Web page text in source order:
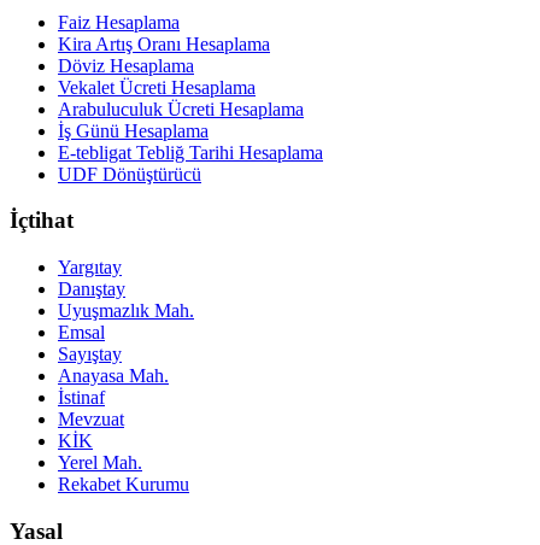
Faiz Hesaplama
Kira Artış Oranı Hesaplama
Döviz Hesaplama
Vekalet Ücreti Hesaplama
Arabuluculuk Ücreti Hesaplama
İş Günü Hesaplama
E-tebligat Tebliğ Tarihi Hesaplama
UDF Dönüştürücü
İçtihat
Yargıtay
Danıştay
Uyuşmazlık Mah.
Emsal
Sayıştay
Anayasa Mah.
İstinaf
Mevzuat
KİK
Yerel Mah.
Rekabet Kurumu
Yasal